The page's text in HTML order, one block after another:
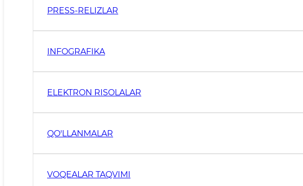
PRESS-RELIZLAR
INFOGRAFIKA
ELEKTRON RISOLALAR
QO'LLANMALAR
VOQEALAR TAQVIMI